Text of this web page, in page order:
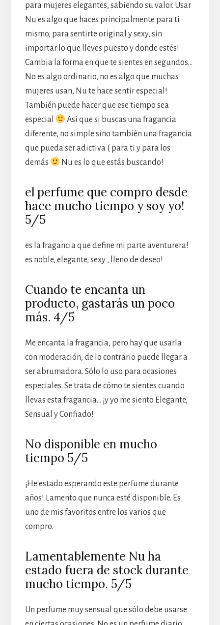
para mujeres elegantes, sabiendo su valor. Usar
Nu es algo que haces principalmente para ti
mismo, para sentirte original y sexy, sin
importar lo que lleves puesto y donde estés!
Cambia la forma en que te sientes en segundos…
No es algo ordinario, no es algo que muchas
mujeres usan, Nu te hace sentir especial!
También puede hacer que ese tiempo sea
especial
Así que si buscas una fragancia
diferente, no simple sino también una fragancia
que pueda ser adictiva ( para ti y para los
demás
Nu es lo que estás buscando!
el perfume que compro desde
hace mucho tiempo y soy yo!
5/5
es la fragancia que define mi parte aventurera!
es noble, elegante, sexy , lleno de deseo!
Cuando te encanta un
producto, gastarás un poco
más. 4/5
Me encanta la fragancia, pero hay que usarla
con moderación, de lo contrario puede llegar a
ser abrumadora. Sólo lo uso para ocasiones
especiales. Se trata de cómo te sientes cuando
llevas esta fragancia… ¡y yo me siento Elegante,
Sensual y Confiado!
No disponible en mucho
tiempo 5/5
¡He estado esperando este perfume durante
años! Lamento que nunca esté disponible. Es
uno de mis favoritos entre los varios que
compro.
Lamentablemente Nu ha
estado fuera de stock durante
mucho tiempo. 5/5
Un perfume muy sensual que sólo debe usarse